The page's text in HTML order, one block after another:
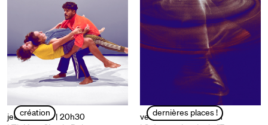
création
jeudi 03 avril | 20h30
dernières places !
vendredi 04 avril | 20h